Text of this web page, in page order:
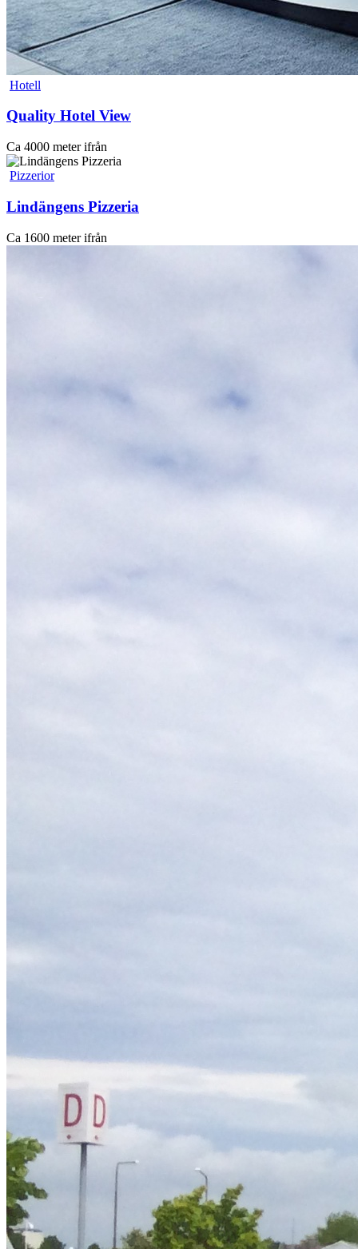
Hotell
Quality Hotel View
Ca 4000 meter ifrån
Pizzerior
Lindängens Pizzeria
Ca 1600 meter ifrån